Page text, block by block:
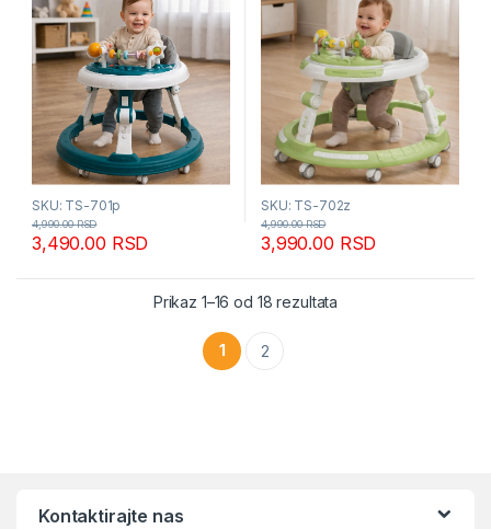
SKU: TS-701p
3,490.00 RSD
4,990.00RSD
SKU: TS-702z
3,990.00 RSD
4,990.00RSD
Prikaz 1–16 od 18 rezultata
1 2
Kontaktirajte nas